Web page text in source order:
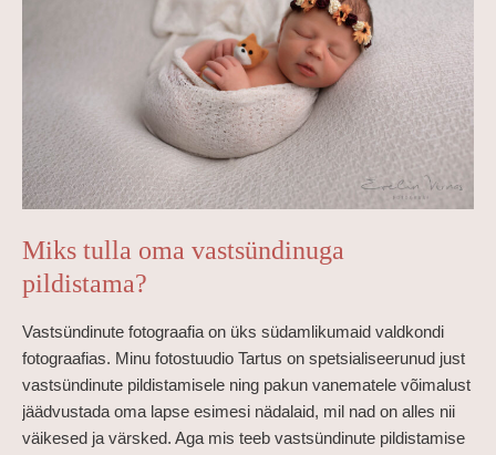
Miks tulla oma vastsündinuga
pildistama?
Vastsündinute fotograafia on üks südamlikumaid valdkondi
fotograafias. Minu fotostuudio Tartus on spetsialiseerunud just
vastsündinute pildistamisele ning pakun vanematele võimalust
jäädvustada oma lapse esimesi nädalaid, mil nad on alles nii
väikesed ja värsked. Aga mis teeb vastsündinute pildistamise